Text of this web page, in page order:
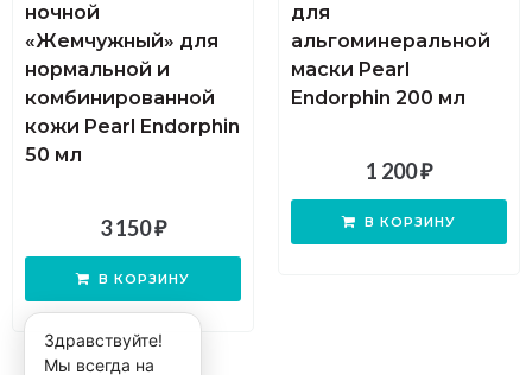
ночной
«Жемчужный» для
нормальной и
комбинированной
кожи Pearl Endorphin
50 мл
3 150₽
В КОРЗИНУ
для
альгоминеральной
маски Pearl
Endorphin 200 мл
1 200₽
В КОРЗИНУ
Здравствуйте!
Мы всегда на